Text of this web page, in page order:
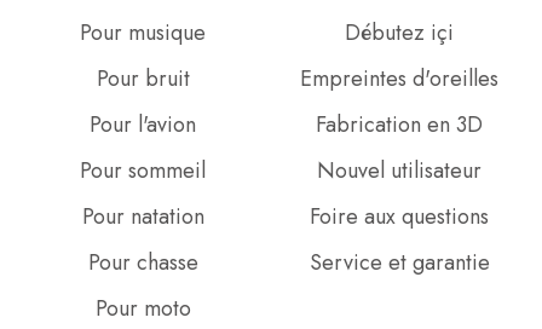
Pour musique
Pour bruit
Pour l'avion
Pour sommeil
Pour natation
Pour chasse
Pour moto
Débutez içi
Empreintes d'oreilles
Fabrication en 3D
Nouvel utilisateur
Foire aux questions
Service et garantie